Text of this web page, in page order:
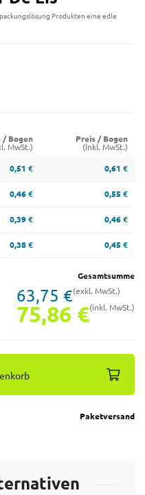
Produkten eine edle
/ Bogen
MwSt.)
Preis / Bogen
(inkl. MwSt.)
0,51 € 0,61 €
0,46 € 0,55 €
0,39 € 0,46 €
0,38 € 0,45 €
Gesamtsumme
63,75 €(exkl. MwSt.)
75,86 €(inkl. MwSt.)
Paketversand